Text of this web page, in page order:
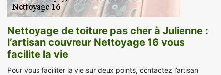
Nettoyage de toiture pas cher à Julienne :
l’artisan couvreur Nettoyage 16 vous
facilite la vie
Pour vous faciliter la vie sur deux points, contactez l’artisan